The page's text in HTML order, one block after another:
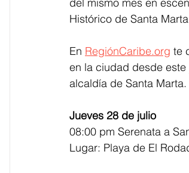
Histórico de Santa
En RegiónCaribe.org te
en la ciudad desde
alcaldía de Santa Marta.
Jueves 28 de julio
08:00 pm Serenata a
Lugar: Playa de El